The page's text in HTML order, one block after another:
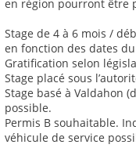
en région pourront être
Stage de 4 à 6 mois /
en fonction des dates
Gratification selon
Stage placé sous
Stage basé à Valdahon
possible.
Permis B souhaitable.
véhicule de service